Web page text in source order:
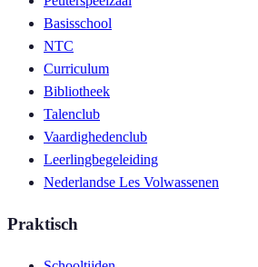
Basisschool
NTC
Curriculum
Bibliotheek
Talenclub
Vaardighedenclub
Leerlingbegeleiding
Nederlandse Les Volwassenen
Praktisch